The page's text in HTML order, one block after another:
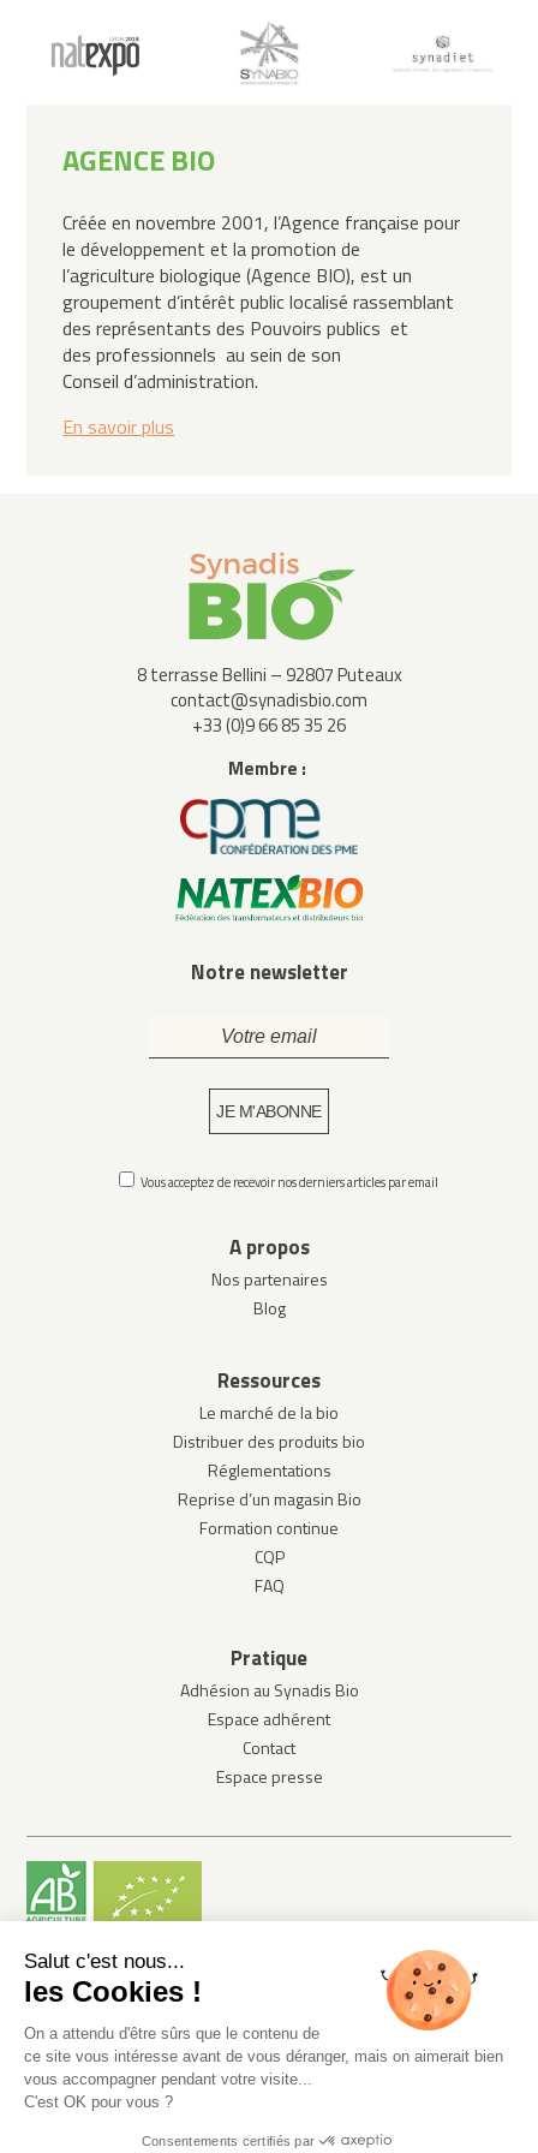
AGENCE BIO
Créée en novembre 2001, l’Agence française pour
le développement et la promotion de
l’agriculture biologique (Agence BIO), est un
groupement d’intérêt public localisé rassemblant
des représentants des Pouvoirs publics et
des professionnels au sein de son
Conseil d’administration.
En savoir plus
8 terrasse Bellini – 92807 Puteaux
contact@synadisbio.com
+33 (0)9 66 85 35 26
Membre :
Notre newsletter
Vous acceptez de recevoir nos derniers articles par email
A propos
Nos partenaires
Blog
Ressources
Le marché de la bio
Distribuer des produits bio
Réglementations
Reprise d’un magasin Bio
Formation continue
CQP
FAQ
Pratique
Adhésion au Synadis Bio
Espace adhérent
Contact
Espace presse
© Synadis Bio 2020. 8 terrasse Bellini - 92807 Puteaux -
contact@synadisbio.com - +33 (0)9 66 85 35 26
Confidentialité des données Mentions légales Plan du site
Salut c'est nous...
les Cookies !
On a attendu d'être sûrs que le contenu de
ce site vous intéresse avant de vous déranger, mais on aimerait bien
vous accompagner pendant votre visite...
C'est OK pour vous ?
Consentements certifiés par